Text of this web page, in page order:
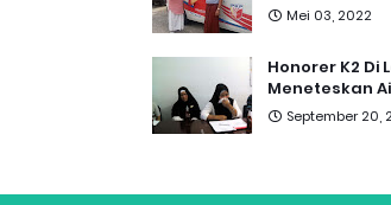
Mei 03, 2022
Honorer K2 Di
Meneteskan
September 20,